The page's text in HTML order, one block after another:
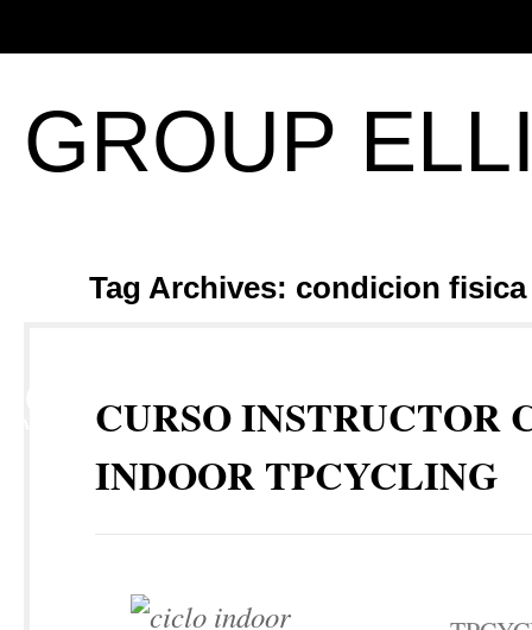
GROUP
Tag Archives: condicion fisica
CURSO INSTRUCTOR
INDOOR TPCYCLING